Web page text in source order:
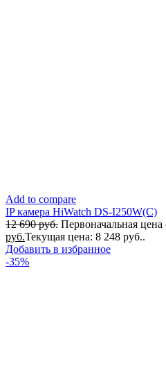
Add to compare
IP камера HiWatch DS-I250W(C)
12 690руб. Первоначальная цена
руб.Текущая цена: 8 248 руб..
Добавить в избранное
-35%